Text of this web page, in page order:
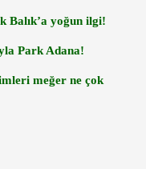
Balık’a yoğun ilgi!
Park Adana!
meğer ne çok